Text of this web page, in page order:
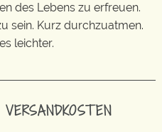
des Lebens zu erfreuen.
sein. Kurz durchzuatmen.
leichter.